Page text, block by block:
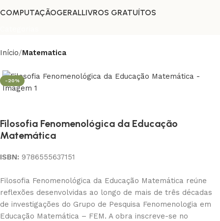
COMPUTAÇÃOGERALLIVROS GRATUÍTOS
Início Matematica
-20%
Filosofia Fenomenológica da Educação
Matemática
ISBN: 9786555637151
Filosofia Fenomenológica da Educação Matemática reúne
reflexões desenvolvidas ao longo de mais de três décadas
de investigações do Grupo de Pesquisa Fenomenologia em
Educação Matemática – FEM. A obra inscreve-se no